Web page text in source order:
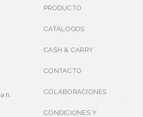
n.
PRODUCTO
CATÁLOGOS
CASH & CARRY
CONTACTO
COLABORACIONES
CONDICIONES Y